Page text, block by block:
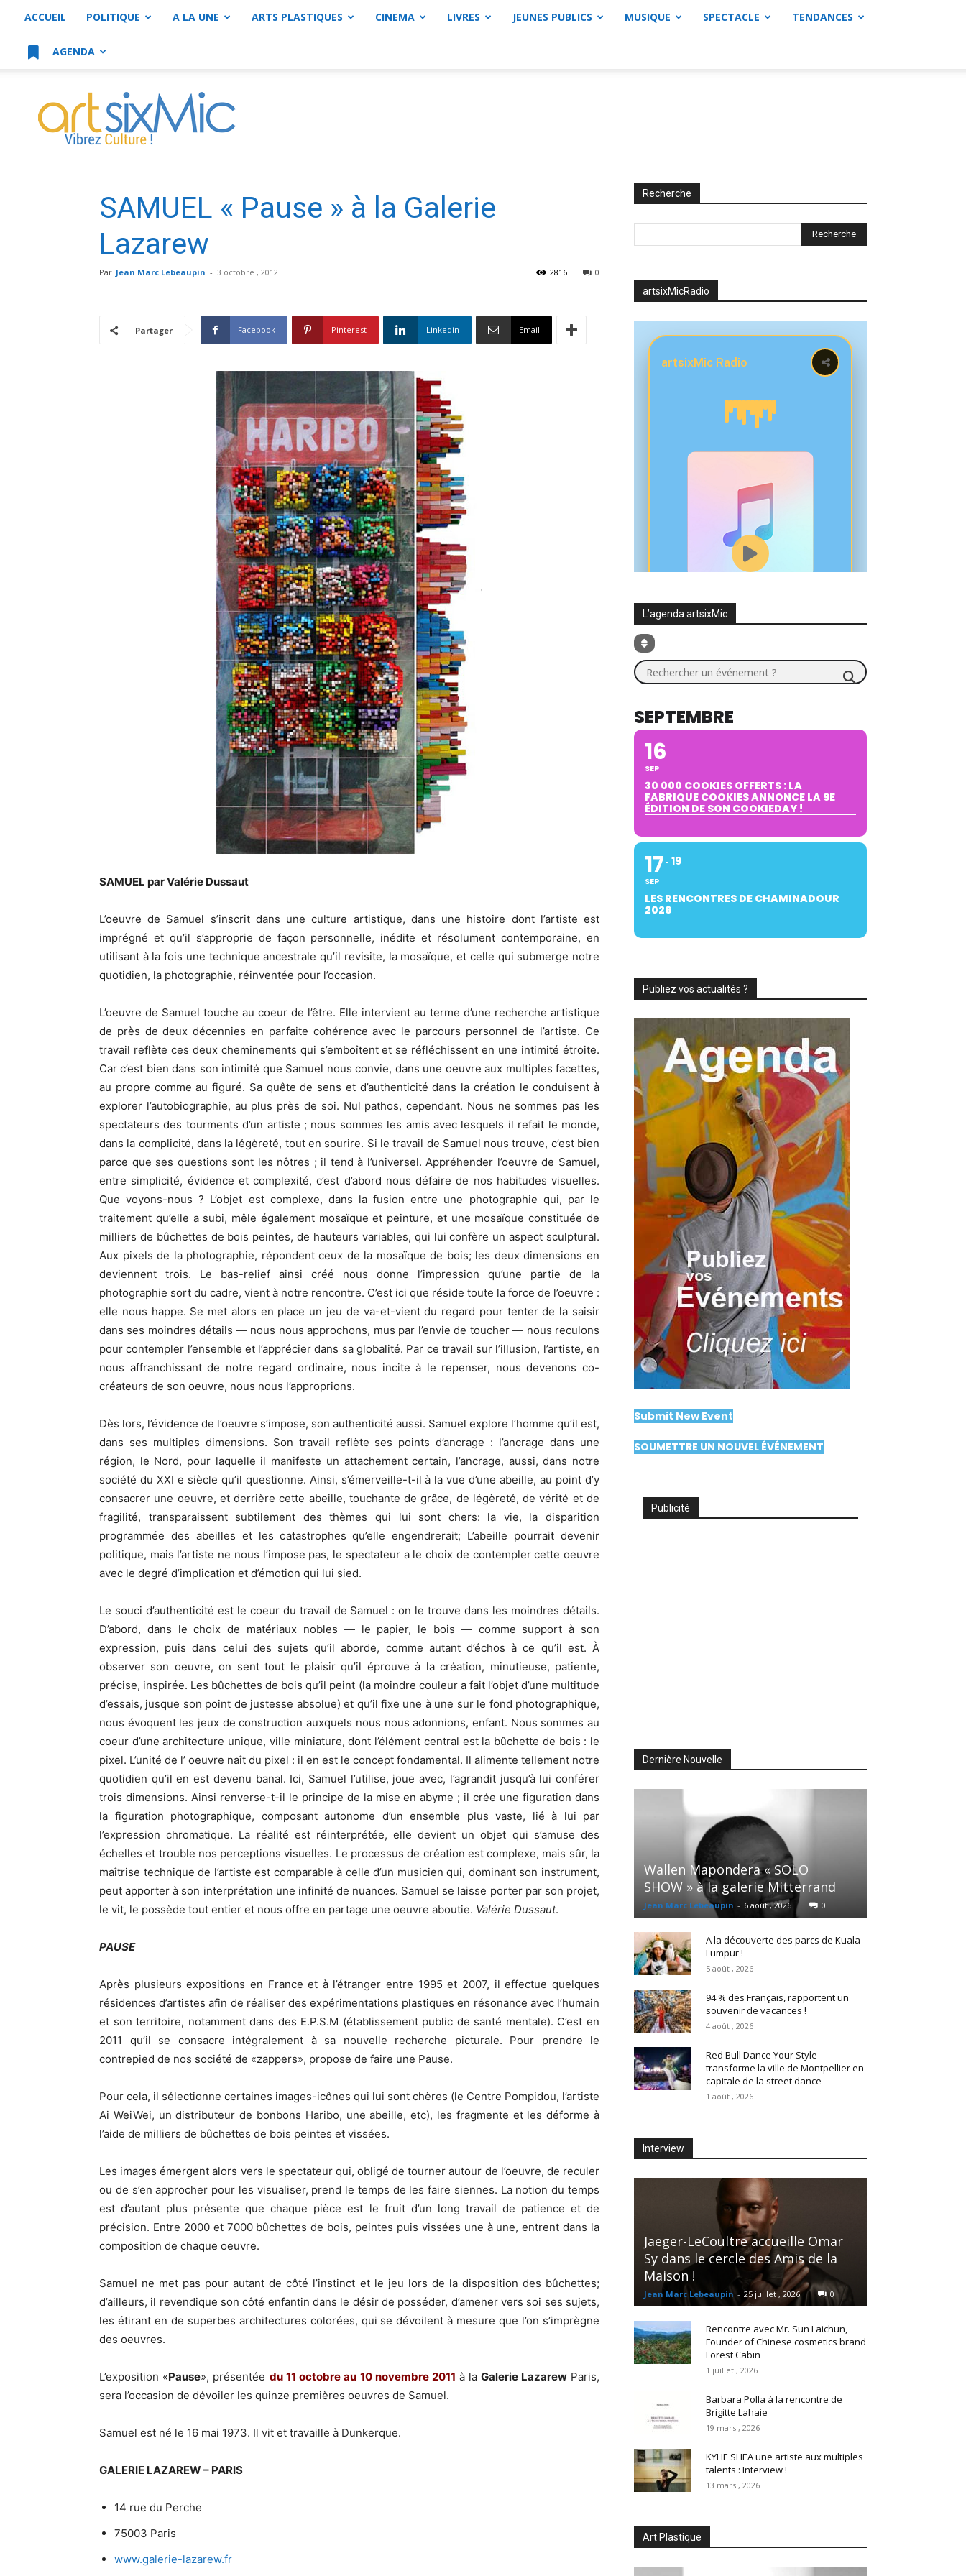
ACCUEIL POLITIQUE A LA UNE ARTS PLASTIQUES CINEMA LIVRES JEUNES PUBLICS MUSIQUE SPECTACLE TENDANCES
AGENDA
artsixMic
SAMUEL « Pause » à la Galerie
Lazarew
Par Jean Marc Lebeaupin - 3 octobre , 2012 0
2816
Partager Facebook Pinterest Linkedin Email
SAMUEL par Valérie Dussaut
L’oeuvre de Samuel s’inscrit dans une culture artistique, dans une histoire dont l’artiste est
imprégné et qu’il s’approprie de façon personnelle, inédite et résolument contemporaine, en
utilisant à la fois une technique ancestrale qu’il revisite, la mosaïque, et celle qui submerge notre
quotidien, la photographie, réinventée pour l’occasion.
L’oeuvre de Samuel touche au coeur de l’être. Elle intervient au terme d’une recherche artistique
de près de deux décennies en parfaite cohérence avec le parcours personnel de l’artiste. Ce
travail reflète ces deux cheminements qui s’emboîtent et se réfléchissent en une intimité étroite.
Car c’est bien dans son intimité que Samuel nous convie, dans une oeuvre aux multiples facettes,
au propre comme au figuré. Sa quête de sens et d’authenticité dans la création le conduisent à
explorer l’autobiographie, au plus près de soi. Nul pathos, cependant. Nous ne sommes pas les
spectateurs des tourments d’un artiste ; nous sommes les amis avec lesquels il refait le monde,
dans la complicité, dans la légèreté, tout en sourire. Si le travail de Samuel nous trouve, c’est bien
parce que ses questions sont les nôtres ; il tend à l’universel. Appréhender l’oeuvre de Samuel,
entre simplicité, évidence et complexité, c’est d’abord nous défaire de nos habitudes visuelles.
Que voyons-nous ? L’objet est complexe, dans la fusion entre une photographie qui, par le
traitement qu’elle a subi, mêle également mosaïque et peinture, et une mosaïque constituée de
milliers de bûchettes de bois peintes, de hauteurs variables, qui lui confère un aspect sculptural.
Aux pixels de la photographie, répondent ceux de la mosaïque de bois; les deux dimensions en
deviennent trois. Le bas-relief ainsi créé nous donne l’impression qu’une partie de la
photographie sort du cadre, vient à notre rencontre. C’est ici que réside toute la force de l’oeuvre :
elle nous happe. Se met alors en place un jeu de va-et-vient du regard pour tenter de la saisir
dans ses moindres détails — nous nous approchons, mus par l’envie de toucher — nous reculons
pour contempler l’ensemble et l’apprécier dans sa globalité. Par ce travail sur l’illusion, l’artiste, en
nous affranchissant de notre regard ordinaire, nous incite à le repenser, nous devenons co-
créateurs de son oeuvre, nous nous l’approprions.
Dès lors, l’évidence de l’oeuvre s’impose, son authenticité aussi. Samuel explore l’homme qu’il est,
dans ses multiples dimensions. Son travail reflète ses points d’ancrage : l’ancrage dans une
région, le Nord, pour laquelle il manifeste un attachement certain, l’ancrage, aussi, dans notre
société du XXI e siècle qu’il questionne. Ainsi, s’émerveille-t-il à la vue d’une abeille, au point d’y
consacrer une oeuvre, et derrière cette abeille, touchante de grâce, de légèreté, de vérité et de
fragilité, transparaissent subtilement des thèmes qui lui sont chers: la vie, la disparition
programmée des abeilles et les catastrophes qu’elle engendrerait; L’abeille pourrait devenir
politique, mais l’artiste ne nous l’impose pas, le spectateur a le choix de contempler cette oeuvre
avec le degré d’implication et d’émotion qui lui sied.
Le souci d’authenticité est le coeur du travail de Samuel : on le trouve dans les moindres détails.
D’abord, dans le choix de matériaux nobles — le papier, le bois — comme support à son
expression, puis dans celui des sujets qu’il aborde, comme autant d’échos à ce qu’il est. À
observer son oeuvre, on sent tout le plaisir qu’il éprouve à la création, minutieuse, patiente,
précise, inspirée. Les bûchettes de bois qu’il peint (la moindre couleur a fait l’objet d’une multitude
d’essais, jusque son point de justesse absolue) et qu’il fixe une à une sur le fond photographique,
nous évoquent les jeux de construction auxquels nous nous adonnions, enfant. Nous sommes au
coeur d’une architecture unique, ville miniature, dont l’élément central est la bûchette de bois : le
pixel. L’unité de l’ oeuvre naît du pixel : il en est le concept fondamental. Il alimente tellement notre
quotidien qu’il en est devenu banal. Ici, Samuel l’utilise, joue avec, l’agrandit jusqu’à lui conférer
trois dimensions. Ainsi renverse-t-il le principe de la mise en abyme ; il crée une figuration dans
la figuration photographique, composant autonome d’un ensemble plus vaste, lié à lui par
l’expression chromatique. La réalité est réinterprétée, elle devient un objet qui s’amuse des
échelles et trouble nos perceptions visuelles. Le processus de création est complexe, mais sûr, la
maîtrise technique de l’artiste est comparable à celle d’un musicien qui, dominant son instrument,
peut apporter à son interprétation une infinité de nuances. Samuel se laisse porter par son projet,
le vit, le possède tout entier et nous offre en partage une oeuvre aboutie. Valérie Dussaut.
PAUSE
Après plusieurs expositions en France et à l’étranger entre 1995 et 2007, il effectue quelques
résidences d’artistes afin de réaliser des expérimentations plastiques en résonance avec l’humain
et son territoire, notamment dans des E.P.S.M (établissement public de santé mentale). C’est en
2011 qu’il se consacre intégralement à sa nouvelle recherche picturale. Pour prendre le
contrepied de nos société de «zappers», propose de faire une Pause.
Pour cela, il sélectionne certaines images-icônes qui lui sont chères (le Centre Pompidou, l’artiste
Ai WeiWei, un distributeur de bonbons Haribo, une abeille, etc), les fragmente et les déforme à
l’aide de milliers de bûchettes de bois peintes et vissées.
Les images émergent alors vers le spectateur qui, obligé de tourner autour de l’oeuvre, de reculer
ou de s’en approcher pour les visualiser, prend le temps de les faire siennes. La notion du temps
est d’autant plus présente que chaque pièce est le fruit d’un long travail de patience et de
précision. Entre 2000 et 7000 bûchettes de bois, peintes puis vissées une à une, entrent dans la
composition de chaque oeuvre.
Samuel ne met pas pour autant de côté l’instinct et le jeu lors de la disposition des bûchettes;
d’ailleurs, il revendique son côté enfantin dans le désir de posséder, d’amener vers soi ses sujets,
les étirant en de superbes architectures colorées, qui se dévoilent à mesure que l’on s’imprègne
des oeuvres.
L’exposition «Pause», présentée du 11 octobre au 10 novembre 2011 à la Galerie LazarewParis,
sera l’occasion de dévoiler les quinze premières oeuvres de Samuel.
Samuel est né le 16 mai 1973. Il vit et travaille à Dunkerque.
GALERIE LAZAREW – PARIS
14 rue du Perche
75003 Paris
www.galerie-lazarew.fr
Recherche
artsixMicRadio
L’agenda artsixMic
Rechercher un événement ?
SEPTEMBRE
16
SEP
30 000 COOKIES OFFERTS : LA
FABRIQUE COOKIES ANNONCE LA 9E
ÉDITION DE SON COOKIEDAY !
17
SEP
19
LES RENCONTRES DE CHAMINADOUR
2026
Publiez vos actualités ?
Submit New Event
SOUMETTRE UN NOUVEL ÉVÉNEMENT
Publicité
Dernière Nouvelle
Wallen Mapondera « SOLO
SHOW » à la galerie Mitterrand
Jean Marc Lebeaupin - 6 août , 2026 0
A la découverte des parcs de Kuala
Lumpur !
5 août , 2026
94 % des Français, rapportent un
souvenir de vacances !
4 août , 2026
Red Bull Dance Your Style
transforme la ville de Montpellier en
capitale de la street dance
1 août , 2026
Interview
Jaeger-LeCoultre accueille Omar
Sy dans le cercle des Amis de la
Maison !
Jean Marc Lebeaupin - 25 juillet , 2026 0
Rencontre avec Mr. Sun Laichun,
Founder of Chinese cosmetics brand
Forest Cabin
1 juillet , 2026
Barbara Polla à la rencontre de
Brigitte Lahaie
19 mars , 2026
KYLIE SHEA une artiste aux multiples
talents : Interview !
13 mars , 2026
Art Plastique